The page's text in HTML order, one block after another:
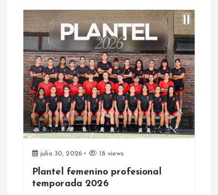
a
s
julio 30, 2026 18 views
Plantel femenino profesional
temporada 2026